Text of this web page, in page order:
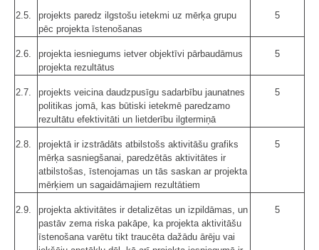
2.5.
projekts paredz ilgstošu ietekmi uz mērķa grupu
pēc projekta īstenošanas
5
2.6.
projekta iesniegums ietver objektīvi pārbaudāmus
projekta rezultātus
5
2.7.
projekts veicina daudzpusīgu sadarbību jaunatnes
politikas jomā, kas būtiski ietekmē paredzamo
rezultātu efektivitāti un lietderību ilgtermiņā
5
2.8.
projektā ir izstrādāts atbilstošs aktivitāšu grafiks
mērķa sasniegšanai, paredzētās aktivitātes ir
atbilstošas, īstenojamas un tās saskan ar projekta
mērķiem un sagaidāmajiem rezultātiem
5
2.9.
projekta aktivitātes ir detalizētas un izpildāmas, un
pastāv zema riska pakāpe, ka projekta aktivitāšu
īstenošana varētu tikt traucēta dažādu ārēju vai
5